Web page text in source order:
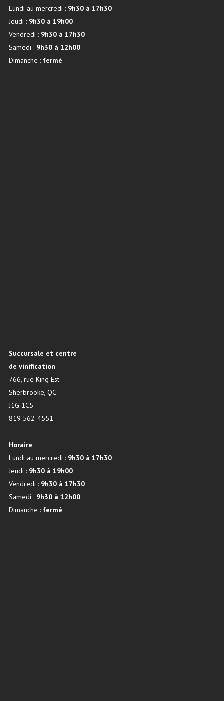
Lundi au mercredi : 9h30 à 17h30
Jeudi : 9h30 à 19h00
Vendredi : 9h30 à 17h30
Samedi : 9h30 à 12h00
Dimanche : fermé
Succursale et centre
de vinification
766, rue King Est
Sherbrooke, QC
J1G 1C5
819 562-4551
Horaire
Lundi au mercredi : 9h30 à 17h30
Jeudi : 9h30 à 19h00
Vendredi : 9h30 à 17h30
Samedi : 9h30 à 12h00
Dimanche : fermé